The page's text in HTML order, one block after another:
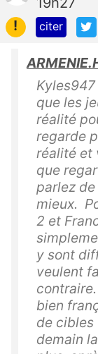
!
citer
que les
réalité
regarde
réalité et
que
parlez
mieux.
2 et
y sont
veulent
bien
de cibles
demain